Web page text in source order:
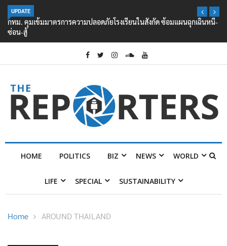
UPDATE
กทม. คุมเข้มมาตรการความปลอดภัยโรงเรียนในสังกัด ซ้อมแผนฉุกเฉินหนี-
ซ่อน-สู้
HOME POLITICS BIZ NEWS WORLD
LIFE SPECIAL SUSTAINABILITY
Home AROUND THAILAND